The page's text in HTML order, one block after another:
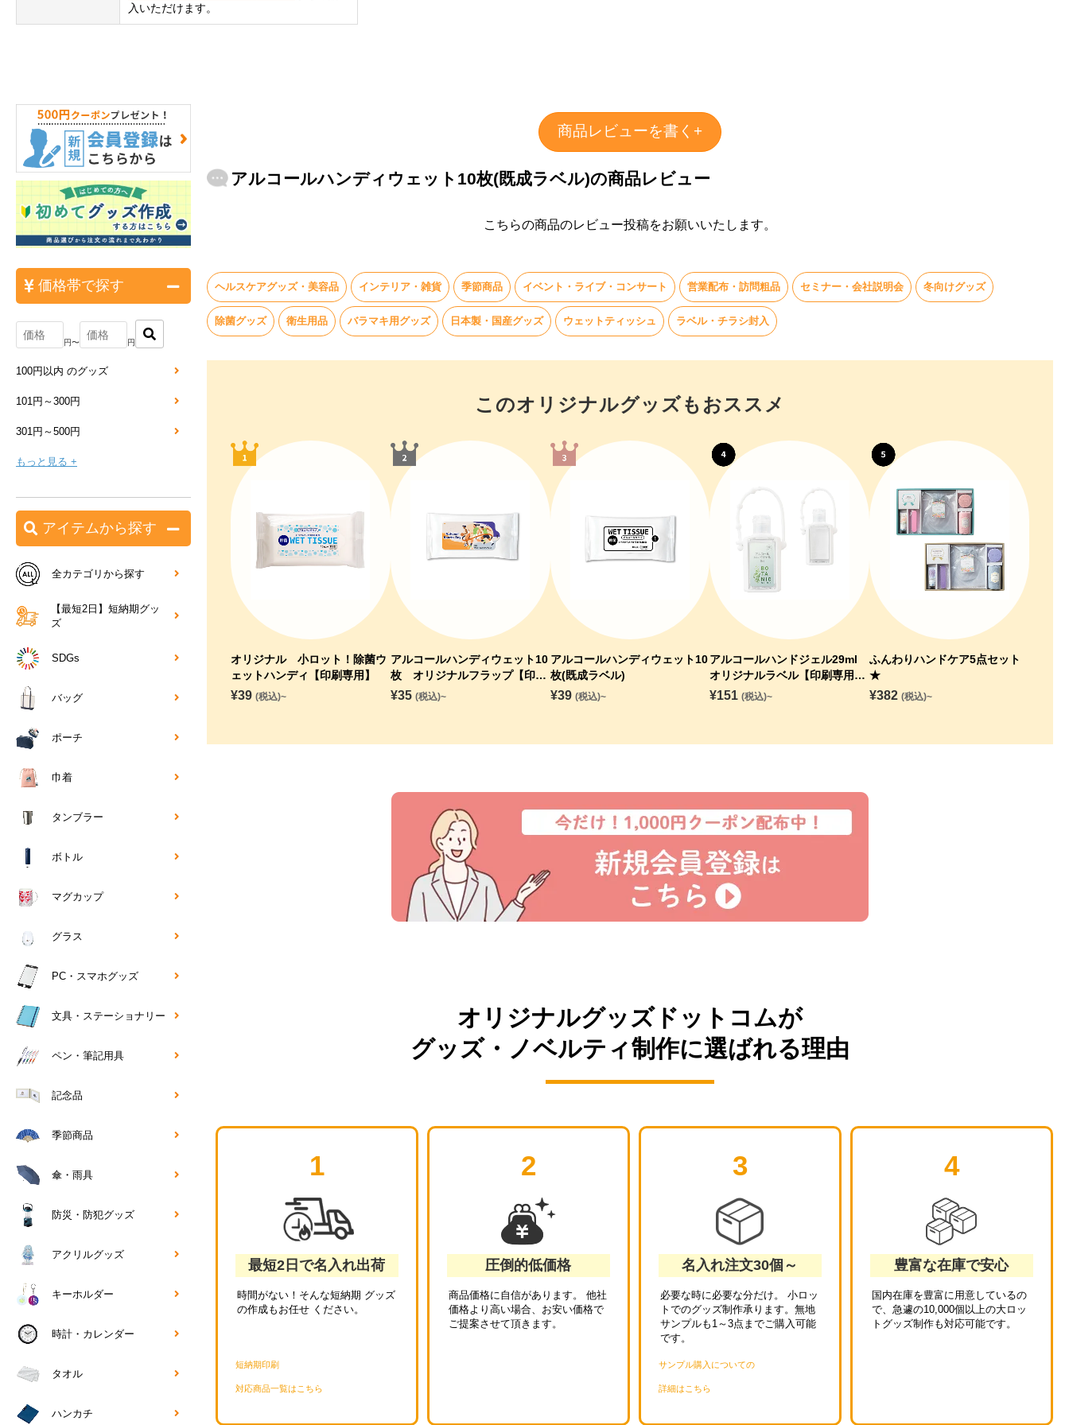
入いただけます。
価格帯で探す
円〜 円
100円以内 のグッズ
101円～300円
301円～500円
もっと見る +
アイテムから探す
全カテゴリから探す
【最短2日】短納期グッ
ズ
SDGs
バッグ
ポーチ
巾着
タンブラー
ボトル
マグカップ
グラス
PC・スマホグッズ
文具・ステーショナリー
ペン・筆記用具
記念品
季節商品
傘・雨具
防災・防犯グッズ
アクリルグッズ
キーホルダー
時計・カレンダー
タオル
ハンカチ
商品レビューを書く+
アルコールハンディウェット10枚(既成ラベル)の商品レビュー
こちらの商品のレビュー投稿をお願いいたします。
ヘルスケアグッズ・美容品 インテリア・雑貨 季節商品 イベント・ライブ・コンサート 営業配布・訪問粗品 セミナー・会社説明会 冬向けグッズ
除菌グッズ 衛生用品 バラマキ用グッズ 日本製・国産グッズ ウェットティッシュ ラベル・チラシ封入
このオリジナルグッズもおススメ
オリジナル 小ロット！除菌ウ
ェットハンディ【印刷専用】
¥39 (税込)~
アルコールハンディウェット10
枚 オリジナルフラップ【印刷
専用】
¥35 (税込)~
アルコールハンディウェット10
枚(既成ラベル)
¥39 (税込)~
アルコールハンドジェル29ml
オリジナルラベル【印刷専用】
★
¥151 (税込)~
ふんわりハンドケア5点セット
★
¥382 (税込)~
オリジナルグッズドットコムが
グッズ・ノベルティ制作に選ばれる理由
1
最短2日で名入れ出荷
時間がない！そんな短納期 グッズ
の作成もお任せ ください。
短納期印刷
対応商品一覧はこちら
2
圧倒的低価格
商品価格に自信があります。 他社
価格より高い場合、お安い価格で
ご提案させて頂きます。
3
名入れ注文30個～
必要な時に必要な分だけ。 小ロッ
トでのグッズ制作承ります。無地
サンプルも1～3点までご購入可能
です。
サンプル購入についての
詳細はこちら
4
豊富な在庫で安心
国内在庫を豊富に用意しているの
で、急遽の10,000個以上の大ロッ
トグッズ制作も対応可能です。